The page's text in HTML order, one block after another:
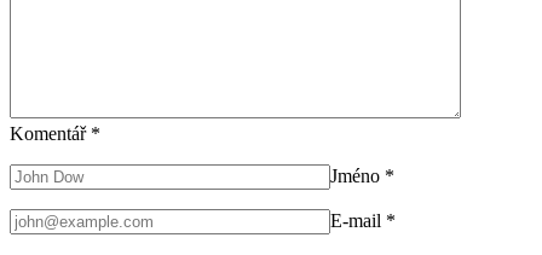
Komentář *
Jméno *
E-mail *